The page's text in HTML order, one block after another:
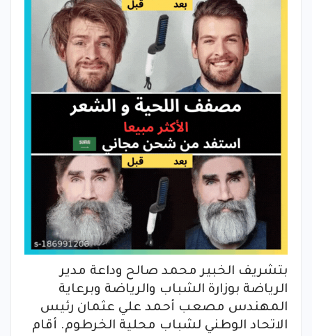
بتشريف الخبير محمد صالح وداعة مدير
الرياضة بوزارة الشباب والرياضة وبرعاية
المهندس مصعب أحمد علي عثمان رئيس
الاتحاد الوطني لشباب محلية الخرطوم. أقام